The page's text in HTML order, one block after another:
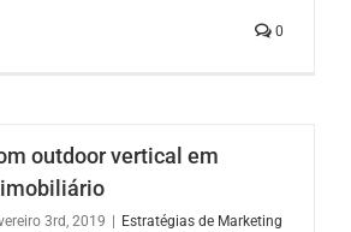
0
outdoor vertical em
3rd, 2019 | Estratégias de Marketing